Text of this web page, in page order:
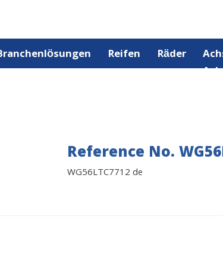
Reifen Räder
Reference No.
WG56LTC7712 de